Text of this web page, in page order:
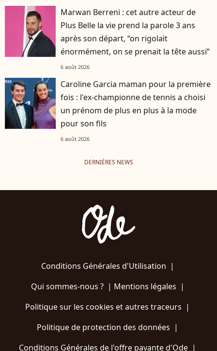
Marwan Berreni : cet autre acteur de
Plus Belle la vie prend la parole 3 ans
après son départ, “on rigolait
énormément, on se prenait la tête aussi”
6 août 2026
Caroline Garcia maman pour la première
fois : l'ex-championne de tennis a choisi
un prénom de plus en plus à la mode
pour son fils
6 août 2026
DERNIÈRES NEWS
Conditions Générales d'Utilisation |
Qui sommes-nous ?| Mentions légales |
Politique sur les cookies et autres traceurs |
Politique de protection des données |
Conditions Générales de l'offre payante d'Ode |